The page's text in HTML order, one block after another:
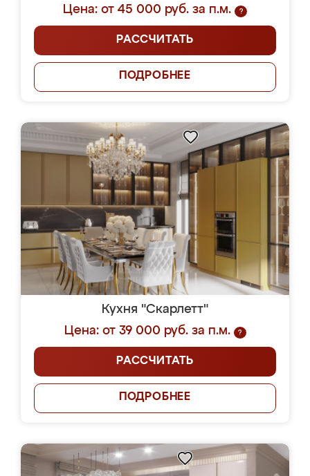
Цена: от 45 000 руб. за п.м.
?
РАССЧИТАТЬ
ПОДРОБНЕЕ
Кухня "Скарлетт"
Цена: от 39 000 руб. за п.м.
?
РАССЧИТАТЬ
ПОДРОБНЕЕ